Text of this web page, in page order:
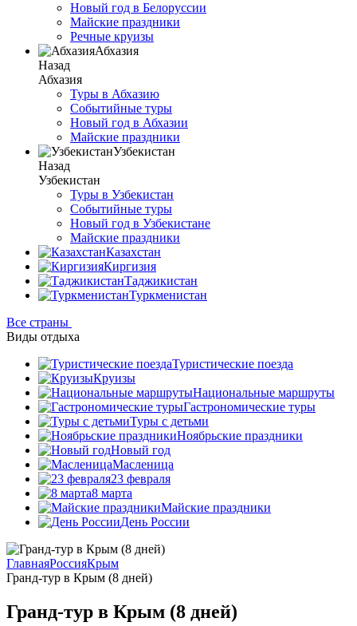
Новый год в Белоруссии
Майские праздники
Речные круизы
Абхазия
Назад
Абхазия
Туры в Абхазию
Событийные туры
Новый год в Абхазии
Майские праздники
Узбекистан
Назад
Узбекистан
Туры в Узбекистан
Событийные туры
Новый год в Узбекистане
Майские праздники
Казахстан
Киргизия
Таджикистан
Туркменистан
Все страны
Виды отдыха
Туристические поезда
Круизы
Национальные маршруты
Гастрономические туры
Туры с детьми
Ноябрьские праздники
Новый год
Масленица
23 февраля
8 марта
Майские праздники
День России
ГлавнаяРоссияКрым
Гранд-тур в Крым (8 дней)
Гранд-тур в Крым (8 дней)